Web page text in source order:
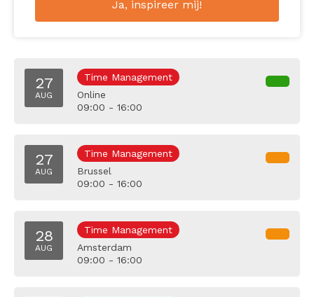
27
AUG
Time Management
Online
09:00 - 16:00
27
AUG
Time Management
Brussel
09:00 - 16:00
28
AUG
Time Management
Amsterdam
09:00 - 16:00